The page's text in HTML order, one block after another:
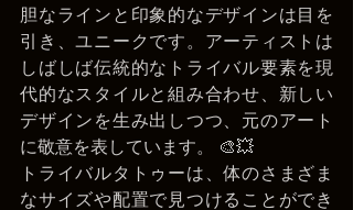
胆なラインと印象的なデザインは目を
引き、ユニークです。アーティストは
しばしば伝統的なトライバル要素を現
代的なスタイルと組み合わせ、新しい
デザインを生み出しつつ、元のアート
に敬意を表しています。 🎨💥
トライバルタトゥーは、体のさまざま
なサイズや配置で見つけることができ